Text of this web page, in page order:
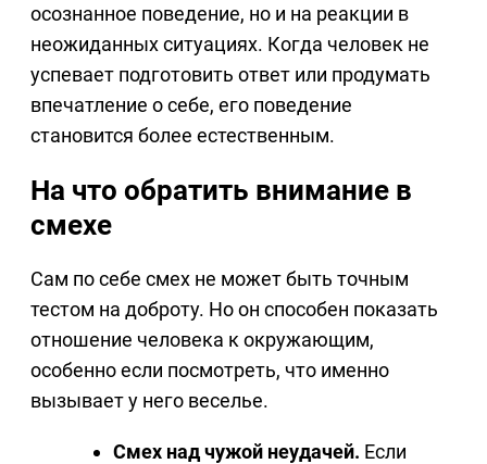
осознанное поведение, но и на реакции в
неожиданных ситуациях. Когда человек не
успевает подготовить ответ или продумать
впечатление о себе, его поведение
становится более естественным.
На что обратить внимание в
смехе
Сам по себе смех не может быть точным
тестом на доброту. Но он способен показать
отношение человека к окружающим,
особенно если посмотреть, что именно
вызывает у него веселье.
Смех над чужой неудачей. Если